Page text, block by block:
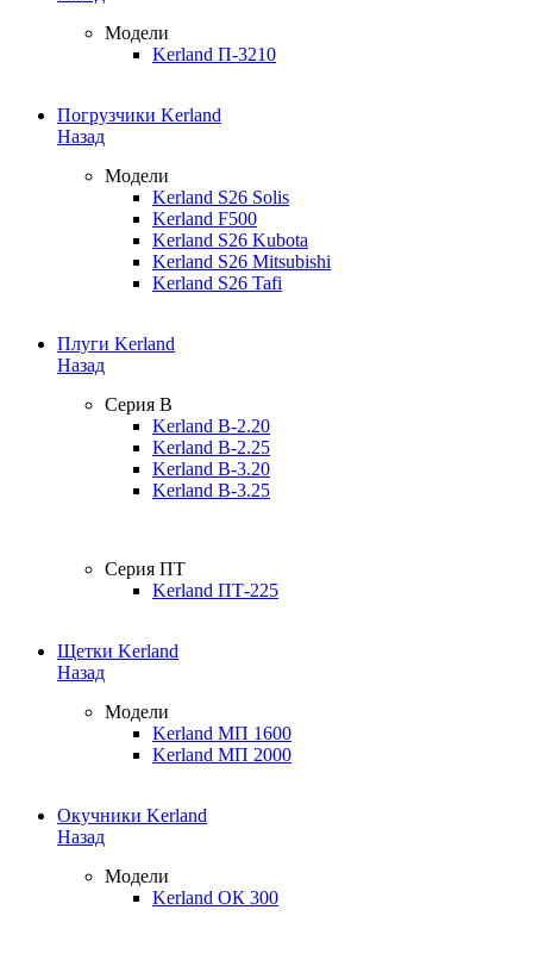
Модели
Kerland П-3210
Погрузчики Kerland
Назад
Модели
Kerland S26 Solis
Kerland F500
Kerland S26 Kubota
Kerland S26 Mitsubishi
Kerland S26 Tafi
Плуги Kerland
Назад
Серия B
Kerland B-2.20
Kerland B-2.25
Kerland B-3.20
Kerland B-3.25
Серия ПТ
Kerland ПТ-225
Щетки Kerland
Назад
Модели
Kerland МП 1600
Kerland МП 2000
Окучники Kerland
Назад
Модели
Kerland ОК 300